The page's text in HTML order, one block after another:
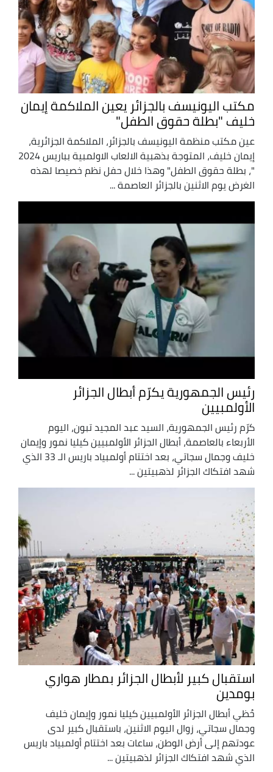
مكتب اليونيسف بالجزائر يعين الملاكمة إيمان
خليف "بطلة حقوق الطفل"
عين مكتب منظمة اليونيسف بالجزائر، الملاكمة الجزائرية،
إيمان خليف، المتوجة بذهبية الالعاب الاولمبية بباريس 2024
"، بطلة حقوق الطفل" وهذا خلال حفل نظم خصيصا لهذه
الغرض يوم الاثنين بالجزائر العاصمة ...
رئيس الجمهورية يكرّم أبطال الجزائر
الأولمبيين
كرّم رئيس الجمهورية، السيد عبد المجيد تبون، اليوم
الأربعاء بالعاصمة، أبطال الجزائر الأولمبيين كيليا نمور وإيمان
خليف وجمال سجاتي، بعد اختتام أولمبياد باريس الـ 33 الذي
شهد افتكاك الجزائر لذهبيتين ...
استقبال كبير لأبطال الجزائر بمطار هواري
بومدين
حُظي أبطال الجزائر الأولمبيين كيليا نمور وإيمان خليف
وجمال سجاتي، زوال اليوم الاثنين، باستقبال كبير لدى
عودتهم إلى أرض الوطن، ساعات بعد اختتام أولمبياد باريس
الذي شهد افتكاك الجزائر لذهبيتين ...